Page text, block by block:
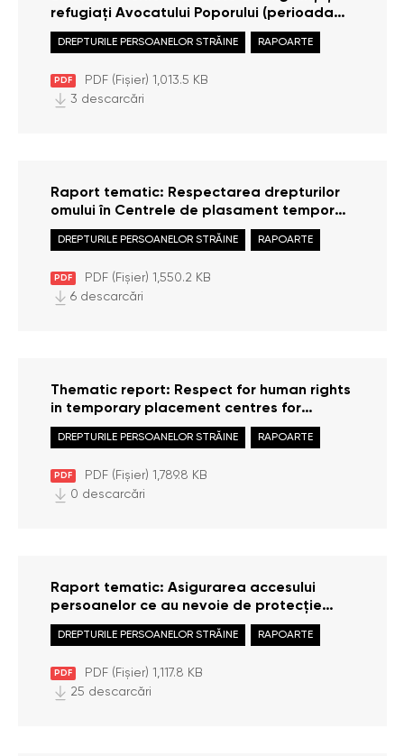
refugiați Avocatului Poporului (perioada
ianuarie – octombrie 2025)
PDF PDF (Fișier) 1,013.5 KB
DREPTURILE PERSOANELOR STRĂINE RAPOARTE
3 descarcări
Raport tematic: Respectarea drepturilor
omului în Centrele de plasament temporar
pentru persoane strămutate de pe
teritoriul altor state. Evoluția politicilor și
2025
PDF PDF (Fișier) 1,550.2 KB
DREPTURILE PERSOANELOR STRĂINE RAPOARTE
6 descarcări
Thematic report: Respect for human rights
in temporary placement centres for
displaced persons from other countries
(evolution of accommodation policies and
PDF PDF (Fișier) 1,789.8 KB
DREPTURILE PERSOANELOR STRĂINE RAPOARTE
0 descarcări
Raport tematic: Asigurarea accesului
persoanelor ce au nevoie de protecție
internațională la punctul de trecere a
frontierei aeriene a Republicii Moldova
PDF PDF (Fișier) 1,117.8 KB
DREPTURILE PERSOANELOR STRĂINE RAPOARTE
25 descarcări